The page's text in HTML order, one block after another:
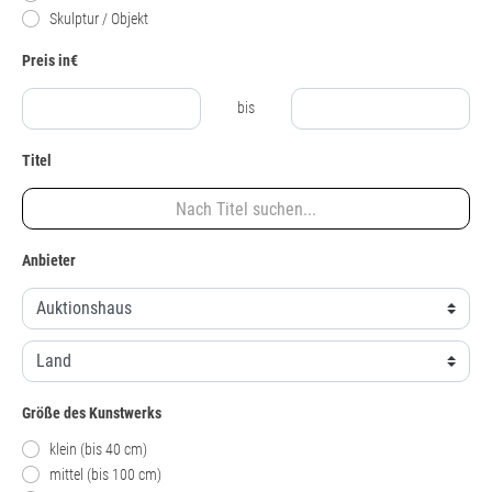
Skulptur / Objekt
Preis in€
bis
Titel
Anbieter
Größe des Kunstwerks
klein (bis 40 cm)
mittel (bis 100 cm)